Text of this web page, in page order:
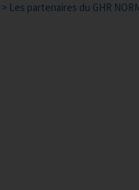
> Les partenaires du GHR